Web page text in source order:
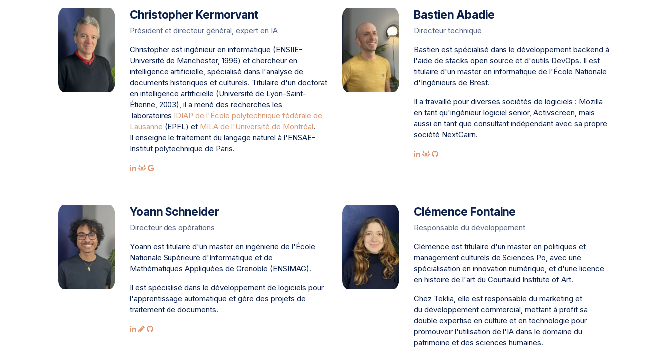
Christopher Kermorvant
Président et directeur général, expert en IA
Christopher est ingénieur en informatique (ENSIIE-
Université de Manchester, 1996) et chercheur en
intelligence artificielle, spécialisé dans l'analyse de
documents historiques et culturels. Titulaire d'un doctorat
en intelligence artificielle (Université de Lyon-Saint-
Étienne, 2003), il a mené des recherches les
laboratoires IDIAP de l'École polytechnique fédérale de
Lausanne (EPFL) et MILA de l'Université de Montréal.
Il enseigne le traitement du langage naturel à l'ENSAE-
Institut polytechnique de Paris.
Bastien Abadie
Directeur technique
Bastien est spécialisé dans le développement backend à
l'aide de stacks open source et d'outils DevOps. Il est
titulaire d'un master en informatique de l'École Nationale
d'Ingénieurs de Brest.
Il a travaillé pour diverses sociétés de logiciels : Mozilla
en tant qu'ingénieur logiciel senior, Activscreen, mais
aussi en tant que consultant indépendant avec sa propre
société NextCairn.
Yoann Schneider
Directeur des opérations
Yoann est titulaire d'un master en ingénierie de l'École
Nationale Supérieure d'Informatique et de
Mathématiques Appliquées de Grenoble (ENSIMAG).
Il est spécialisé dans le développement de logiciels pour
l'apprentissage automatique et gère des projets de
traitement de documents.
Clémence Fontaine
Responsable du développement
Clémence est titulaire d'un master en politiques et
management culturels de Sciences Po, avec une
spécialisation en innovation numérique, et d'une licence
en histoire de l'art du Courtauld Institute of Art.
Chez Teklia, elle est responsable du marketing et
du développement commercial, mettant à profit sa
double expertise en culture et en technologie pour
promouvoir l'utilisation de l'IA dans le domaine du
patrimoine et des sciences humaines.